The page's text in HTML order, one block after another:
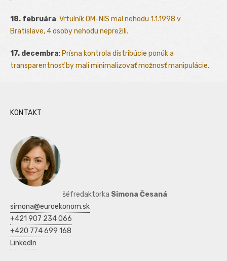
18. februára: Vrtulník OM-NIS mal nehodu 1.1.1998 v
Bratislave, 4 osoby nehodu neprežili.
17. decembra: Prísna kontrola distribúcie ponúk a
transparentnosť by mali minimalizovať možnosť manipulácie.
KONTAKT
šéfredaktorka Simona Česaná
simona@euroekonom.sk
+421 907 234 066
+420 774 699 168
LinkedIn